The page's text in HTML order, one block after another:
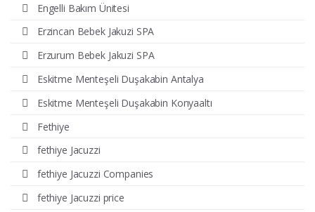
Engelli Bakım Ünitesi
Erzincan Bebek Jakuzi SPA
Erzurum Bebek Jakuzi SPA
Eskitme Menteşeli Duşakabin Antalya
Eskitme Menteşeli Duşakabin Konyaaltı
Fethiye
fethiye Jacuzzi
fethiye Jacuzzi Companies
fethiye Jacuzzi price